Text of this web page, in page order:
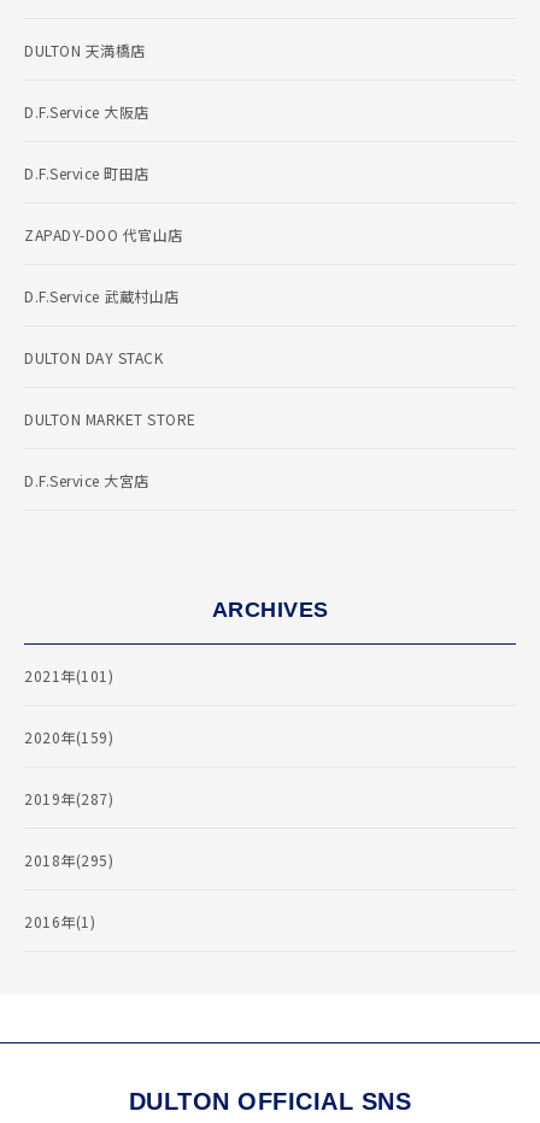
DULTON 天満橋店
D.F.Service 大阪店
D.F.Service 町田店
ZAPADY-DOO 代官山店
D.F.Service 武蔵村山店
DULTON DAY STACK
DULTON MARKET STORE
D.F.Service 大宮店
ARCHIVES
2021年(101)
2020年(159)
2019年(287)
2018年(295)
2016年(1)
DULTON OFFICIAL SNS